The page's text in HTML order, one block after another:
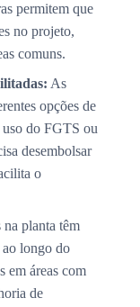
permitem que
no projeto,
comuns.
As
opções de
do FGTS ou
desembolsar
o
planta têm
longo do
em áreas com
de